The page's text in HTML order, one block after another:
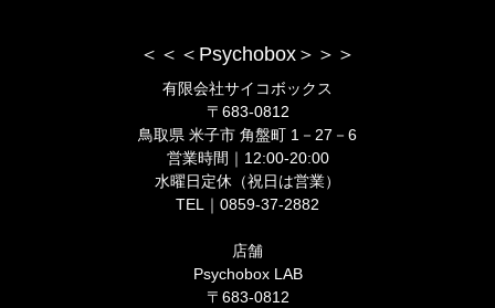
＜＜＜Psychobox＞＞＞
有限会社サイコボックス
〒683-0812
鳥取県 米子市 角盤町 1－27－6
営業時間｜12:00-20:00
水曜日定休（祝日は営業）
TEL｜0859-37-2882
店舗
Psychobox LAB
〒683-0812